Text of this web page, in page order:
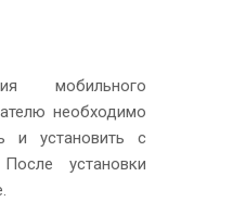
мобильного
необходимо
и установить с
установки